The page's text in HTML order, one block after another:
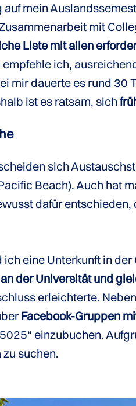
auf mein
mit
Liste mit allen
empfehle ich,
mir dauerte es rund 30
ist es ratsam, sich
sich
Beach). Auch hat
dafür
ich eine Unterkunft in
der Universität und
erleichterte.
Facebook-Gruppen
einzubuchen.
suchen.